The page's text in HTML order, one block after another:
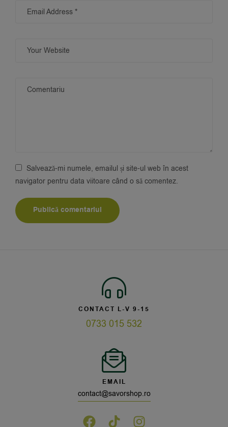
Salvează-mi numele, emailul și site-ul web în acest
navigator pentru data viitoare când o să comentez.
CONTACT L-V 9-15
0733 015 532
EMAIL
contact@savorshop.ro